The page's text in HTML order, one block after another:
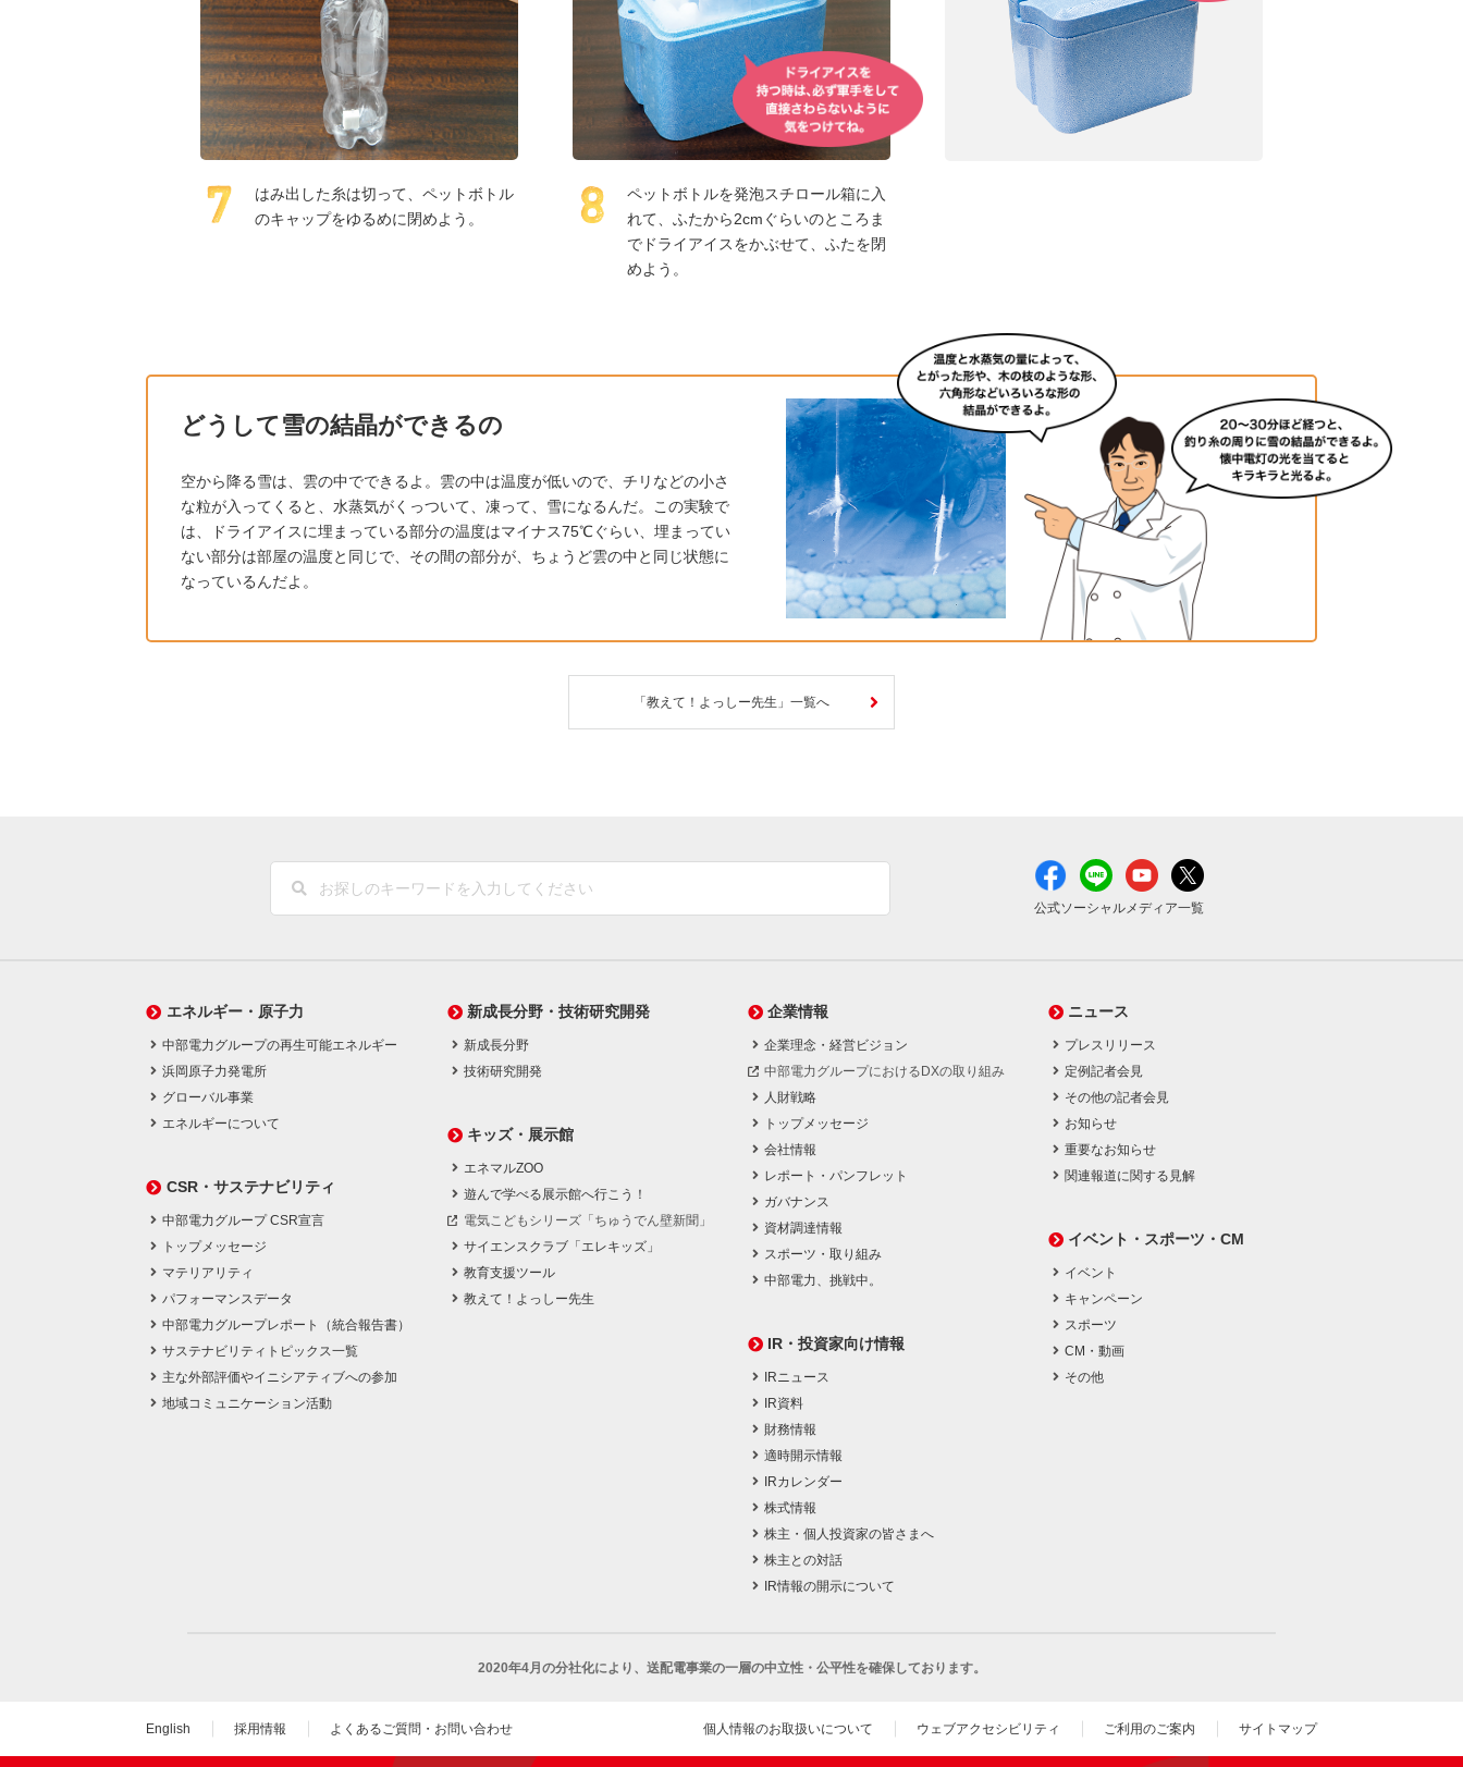
はみ出した糸は切って、ペットボトル
のキャップをゆるめに閉めよう。
ペットボトルを発泡スチロール箱に入
れて、ふたから2cmぐらいのところま
でドライアイスをかぶせて、ふたを閉
めよう。
どうして雪の結晶ができるの
空から降る雪は、雲の中でできるよ。雲の中は温度が低いので、チリなどの小さ
な粒が入ってくると、水蒸気がくっついて、凍って、雪になるんだ。この実験で
は、ドライアイスに埋まっている部分の温度はマイナス75℃ぐらい、埋まってい
ない部分は部屋の温度と同じで、その間の部分が、ちょうど雲の中と同じ状態に
なっているんだよ。
「教えて！よっしー先生」一覧へ
公式ソーシャルメディア一覧
エネルギー・原子力
中部電力グループの再生可能エネルギー
浜岡原子力発電所
グローバル事業
エネルギーについて
CSR・サステナビリティ
中部電力グループ CSR宣言
トップメッセージ
マテリアリティ
パフォーマンスデータ
中部電力グループレポート（統合報告書）
サステナビリティトピックス一覧
主な外部評価やイニシアティブへの参加
地域コミュニケーション活動
新成長分野・技術研究開発
新成長分野
技術研究開発
キッズ・展示館
エネマルZOO
遊んで学べる展示館へ行こう！
電気こどもシリーズ「ちゅうでん壁新聞」
サイエンスクラブ「エレキッズ」
教育支援ツール
教えて！よっしー先生
企業情報
企業理念・経営ビジョン
中部電力グループにおけるDXの取り組み
人財戦略
トップメッセージ
会社情報
レポート・パンフレット
ガバナンス
資材調達情報
スポーツ・取り組み
中部電力、挑戦中。
IR・投資家向け情報
IRニュース
IR資料
財務情報
適時開示情報
IRカレンダー
株式情報
株主・個人投資家の皆さまへ
株主との対話
IR情報の開示について
ニュース
プレスリリース
定例記者会見
その他の記者会見
お知らせ
重要なお知らせ
関連報道に関する見解
イベント・スポーツ・CM
イベント
キャンペーン
スポーツ
CM・動画
その他
2020年4月の分社化により、 送配電事業の一層の中立性・公平性を確保しております。
English 採用情報 よくあるご質問・お問い合わせ 個人情報のお取扱いについて ウェブアクセシビリティ ご利用のご案内 サイトマップ